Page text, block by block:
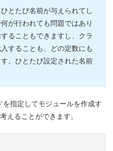
とたび名前が与えられてし
が行われても問題ではあり
ることもできますし、クラ
することも、どの定数にも
。ひとたび設定された名前
を指定してモジュールを作成す
えることができます。